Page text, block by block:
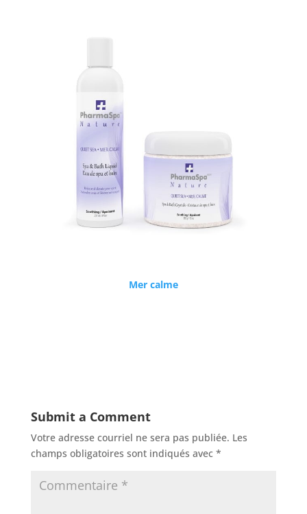
Mer calme
Submit a Comment
Votre adresse courriel ne sera pas publiée. Les
champs obligatoires sont indiqués avec *